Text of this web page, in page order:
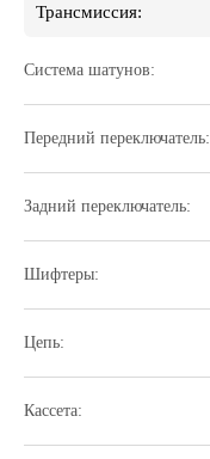
Трансмиссия:
Система шатунов:
Передний переключатель:
Задний переключатель:
Шифтеры:
Цепь:
Кассета: